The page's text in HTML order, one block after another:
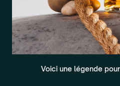
Voici une légende